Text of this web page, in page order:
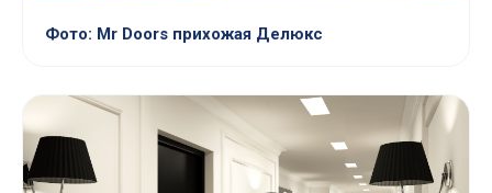
Фото: Mr Doors прихожая Делюкс